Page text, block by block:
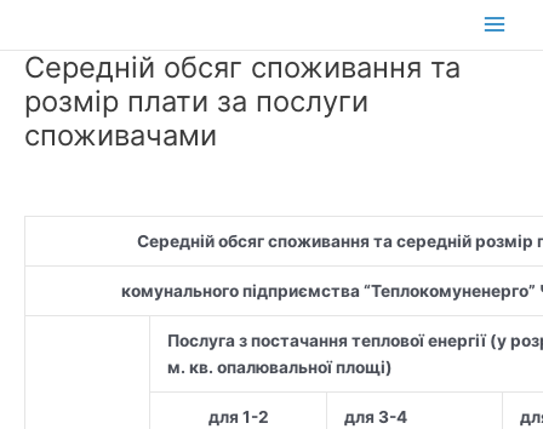
вмісту
Main
Середній обсяг споживання та
розмір плати за послуги
споживачами
Середній обсяг споживання та середній розмір
комунального підприємства “Теплокомуненерго”
Послуга з постачання теплової енергії (у
м. кв. опалювальної площі)
для 1-2
для 3-4